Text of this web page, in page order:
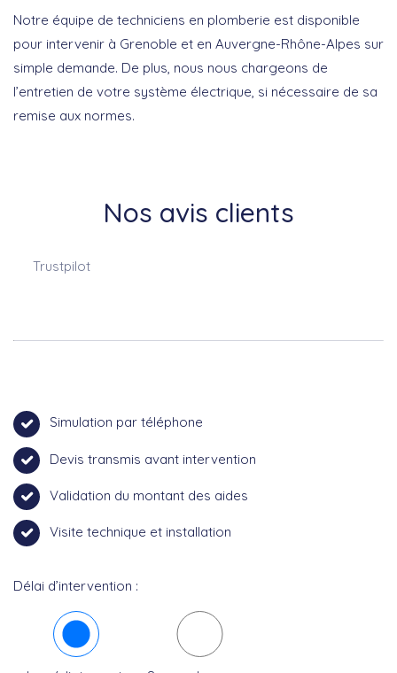
Notre équipe de techniciens en plomberie est disponible
pour intervenir à Grenoble et en Auvergne-Rhône-Alpes sur
simple demande. De plus, nous nous chargeons de
l’entretien de votre système électrique, si nécessaire de sa
remise aux normes.
Nos avis clients
Trustpilot
Simulation par téléphone
Devis transmis avant intervention
Validation du montant des aides
Visite technique et installation
Délai d’intervention :